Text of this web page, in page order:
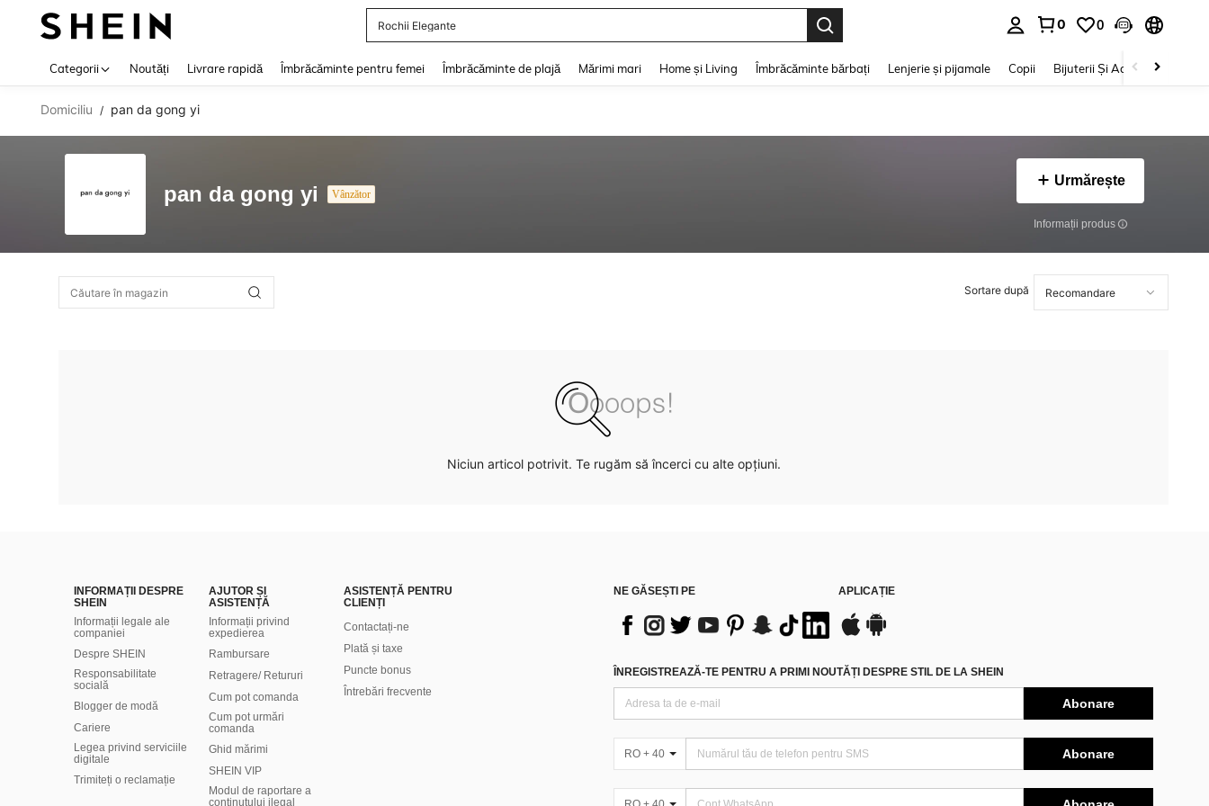
Rochii Elegante
0 0
Categorii Noutăți Livrare rapidă Îmbrăcăminte pentru femei Îmbrăcăminte de plajă Mărimi mari Home și Living Îmbrăcăminte bărbați Lenjerie și pijamale Copii Bijuterii Și Accesorii
Domiciliu / pan da gong yi
pan da gong yi Vânzător
Urmărește
Informații produs
Sortare după
Niciun articol potrivit. Te rugăm să încerci cu alte opțiuni.
INFORMAȚII DESPRE
SHEIN
Informații legale ale
companiei
Despre SHEIN
Responsabilitate
socială
Blogger de modă
Cariere
Legea privind serviciile
digitale
Trimiteți o reclamație
AJUTOR ȘI
ASISTENȚĂ
Informații privind
expedierea
Rambursare
Retragere/ Retururi
Cum pot comanda
Cum pot urmări
comanda
Ghid mărimi
SHEIN VIP
Modul de raportare a
conținutului ilegal
ASISTENȚĂ PENTRU
CLIENȚI
Contactați-ne
Plată și taxe
Puncte bonus
Întrebări frecvente
NE GĂSEȘTI PE APLICAȚIE
ÎNREGISTREAZĂ-TE PENTRU A PRIMI NOUTĂȚI DESPRE STIL DE LA SHEIN
Abonare
RO + 40 Abonare